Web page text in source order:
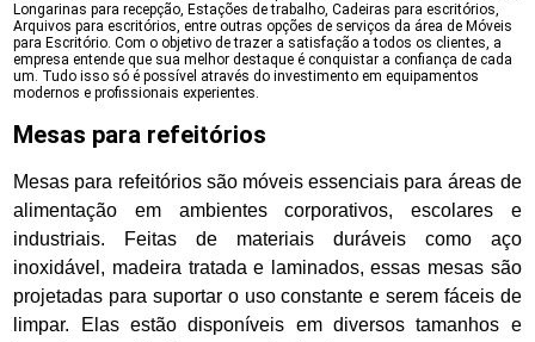
Longarinas para recepção, Estações de trabalho, Cadeiras para escritórios,
Arquivos para escritórios, entre outras opções de serviços da área de Móveis
para Escritório. Com o objetivo de trazer a satisfação a todos os clientes, a
empresa entende que sua melhor destaque é conquistar a confiança de cada
um. Tudo isso só é possível através do investimento em equipamentos
modernos e profissionais experientes.
Mesas para refeitórios
Mesas para refeitórios são móveis essenciais para áreas de
alimentação em ambientes corporativos, escolares e
industriais. Feitas de materiais duráveis como aço
inoxidável, madeira tratada e laminados, essas mesas são
projetadas para suportar o uso constante e serem fáceis de
limpar. Elas estão disponíveis em diversos tamanhos e